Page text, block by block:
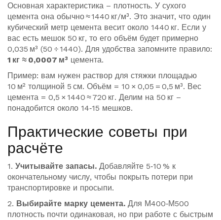
Основная характеристика – плотность. У сухого
цемента она обычно ≈ 1440 кг/м³. Это значит, что один
кубический метр цемента весит около 1440 кг. Если у
вас есть мешок 50 кг, то его объём будет примерно
0,035 м³ (50 ÷ 1440). Для удобства запомните правило:
1 кг ≈ 0,0007 м³ цемента.
Пример: вам нужен раствор для стяжки площадью
10 м² толщиной 5 см. Объём = 10 × 0,05 = 0,5 м³. Вес
цемента = 0,5 × 1440 ≈ 720 кг. Делим на 50 кг –
понадобится около 14‑15 мешков.
Практические советы при
расчёте
1. Учитывайте запасы. Добавляйте 5‑10 % к
окончательному числу, чтобы покрыть потери при
транспортировке и просыпи.
2. Выбирайте марку цемента. Для М400‑М500
плотность почти одинаковая, но при работе с быстрым